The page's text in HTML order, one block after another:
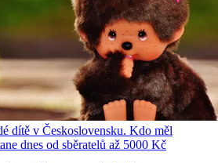
dítě v Československu. Kdo měl
dnes od sběratelů až 5000 Kč